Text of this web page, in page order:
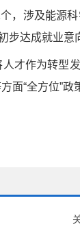
，涉及能源
步达成就业意
才作为转型
面“全方位”